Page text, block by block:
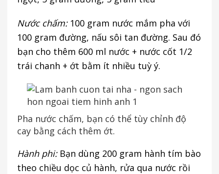
Nước chấm: 100 gram nước mắm pha với
100 gram đường, nấu sôi tan đường. Sau đó
bạn cho thêm 600 ml nước + nước cốt 1/2
trái chanh + ớt bằm ít nhiều tuỳ ý.
Pha nước chấm, bạn có thể tùy chỉnh độ
cay bằng cách thêm ớt.
Hành phi:Bạn dùng 200 gram hành tím bào
theo chiều dọc củ hành, rửa qua nước rồi